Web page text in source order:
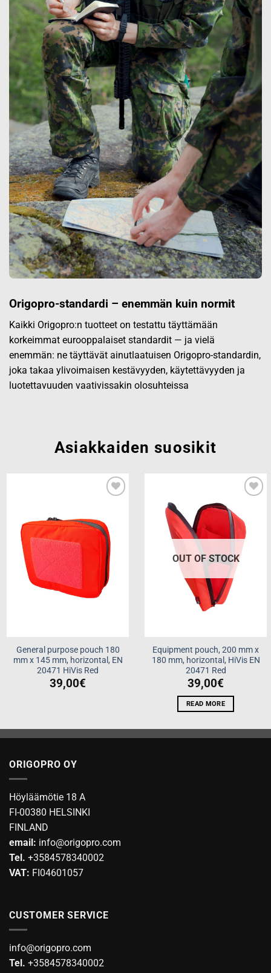
Origopro-standardi – enemmän kuin normit
Kaikki Origopro:n tuotteet on testattu täyttämään
korkeimmat eurooppalaiset standardit — ja vielä
enemmän: ne täyttävät ainutlaatuisen Origopro-standardin,
joka takaa ylivoimaisen kestävyyden, käytettävyyden ja
luotettavuuden vaativissakin olosuhteissa
Asiakkaiden suosikit
General purpose pouch 180
mm x 145 mm, horizontal, EN
20471 HiVis Red
39,00€
wishlist
OUT OF STOCK
Equipment pouch, 200 mm x
180 mm, horizontal, HiVis EN
20471 Red
39,00€
READ MORE
ORIGOPRO OY
Höyläämötie 18 A
FI-00380 HELSINKI
FINLAND
email: info@origopro.com
Tel. +3584578340002
VAT: FI04601057
CUSTOMER SERVICE
info@origopro.com
Tel. +3584578340002